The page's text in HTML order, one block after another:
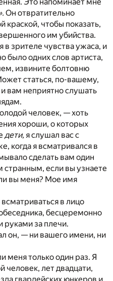
Это напоминает мне
Он отвратительно
краской, чтобы показать,
им убийства.
зрителе чувства ужаса, и
было одних слов артиста,
извините болтовню
статься, по-вашему,
вам неприятно слушать
человек, — хоть
хороши, о которых
дети, я слушал вас с
когда я всматривался в
сделать вам один
странным, если вы узнаете
вы меня? Мое имя
в лицо
бесцеремонно
руками за плечи.
он, — ни вашего имени, ни
меня только один раз. Я
человек, лет двадцати,